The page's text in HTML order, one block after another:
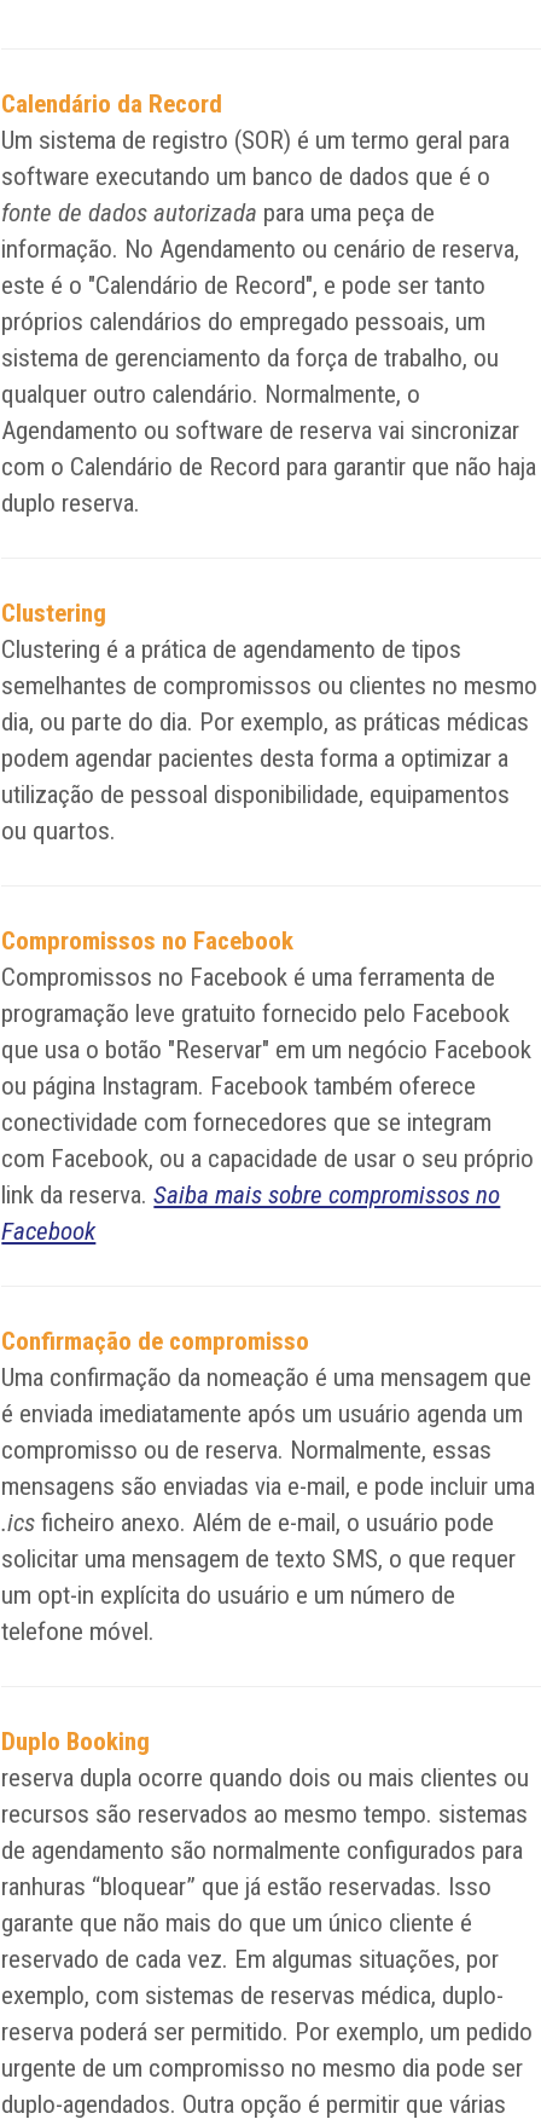
Calendário da Record
Um sistema de registro (SOR) é um termo geral para
software executando um banco de dados que é o
fonte de dados autorizada para uma peça de
informação. No Agendamento ou cenário de reserva,
este é o "Calendário de Record", e pode ser tanto
próprios calendários do empregado pessoais, um
sistema de gerenciamento da força de trabalho, ou
qualquer outro calendário. Normalmente, o
Agendamento ou software de reserva vai sincronizar
com o Calendário de Record para garantir que não haja
duplo reserva.
Clustering
Clustering é a prática de agendamento de tipos
semelhantes de compromissos ou clientes no mesmo
dia, ou parte do dia. Por exemplo, as práticas médicas
podem agendar pacientes desta forma a optimizar a
utilização de pessoal disponibilidade, equipamentos
ou quartos.
Compromissos no Facebook
Compromissos no Facebook é uma ferramenta de
programação leve gratuito fornecido pelo Facebook
que usa o botão "Reservar" em um negócio Facebook
ou página Instagram. Facebook também oferece
conectividade com fornecedores que se integram
com Facebook, ou a capacidade de usar o seu próprio
link da reserva.Saiba mais sobre compromissos no
Facebook
Confirmação de compromisso
Uma confirmação da nomeação é uma mensagem que
é enviada imediatamente após um usuário agenda um
compromisso ou de reserva. Normalmente, essas
mensagens são enviadas via e-mail, e pode incluir uma
.icsficheiro anexo. Além de e-mail, o usuário pode
solicitar uma mensagem de texto SMS, o que requer
um opt-in explícita do usuário e um número de
telefone móvel.
Duplo Booking
reserva dupla ocorre quando dois ou mais clientes ou
recursos são reservados ao mesmo tempo. sistemas
de agendamento são normalmente configurados para
ranhuras “bloquear” que já estão reservadas. Isso
garante que não mais do que um único cliente é
reservado de cada vez. Em algumas situações, por
exemplo, com sistemas de reservas médica, duplo-
reserva poderá ser permitido. Por exemplo, um pedido
urgente de um compromisso no mesmo dia pode ser
duplo-agendados. Outra opção é permitir que várias